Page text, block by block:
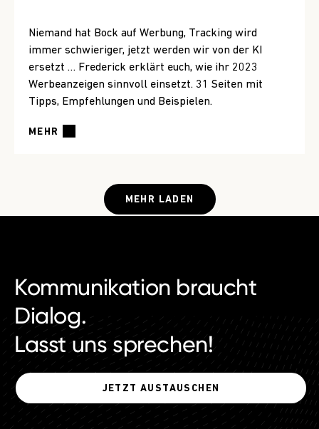
Niemand hat Bock auf Werbung, Tracking wird
immer schwieriger, jetzt werden wir von der KI
ersetzt … Frederick erklärt euch, wie ihr 2023
Werbeanzeigen sinnvoll einsetzt. 31 Seiten mit
Tipps, Empfehlungen und Beispielen.
MEHR
MEHR LADEN
Kommunikation braucht
Dialog.
Lasst uns sprechen!
JETZT AUSTAUSCHEN